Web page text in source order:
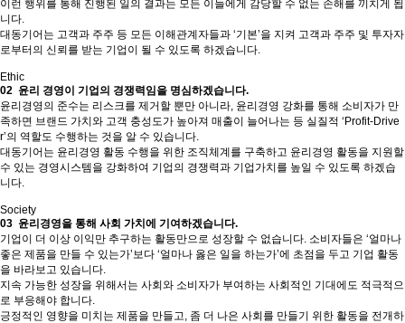
이런 행위를 통해 진행된 일의 결과는 모든 이들에게 감당할 수 없는 손해를 끼치게 됩
니다.
대동기어는 고객과 주주 등 모든 이해관계자들과 ‘기본’을 지켜 고객과 주주 및 투자자
로부터의 신뢰를 받는 기업이 될 수 있도록 하겠습니다.
Ethic
02 윤리 경영이 기업의 경쟁력임을 명심하겠습니다.
윤리경영의 준수는 리스크를 제거할 뿐만 아니라, 윤리경영 강화를 통해 소비자가 만
족하면 브랜드 가치와 고객 충성도가 높아져 매출이 늘어나는 등 실질적 ‘Profit-Drive
r’의 역할도 수행하는 것을 알 수 있습니다.
대동기어는 윤리경영 활동 수행을 위한 조직체계를 구축하고 윤리경영 활동을 지원할
수 있는 경영시스템을 강화하여 기업의 경쟁력과 기업가치를 높일 수 있도록 하겠습
니다.
Society
03 윤리경영을 통해 사회 가치에 기여하겠습니다.
기업이 더 이상 이익만 추구하는 활동만으로 성장할 수 없습니다. 소비자들은 ‘얼마나
좋은 제품을 만들 수 있는가’보다 ‘얼마나 옳은 일을 하는가’에 초점을 두고 기업 활동
을 바라보고 있습니다.
지속 가능한 성장을 위해서는 사회와 소비자가 부여하는 사회적인 기대에도 적극적으
로 부응해야 합니다.
긍정적인 영향을 미치는 제품을 만들고, 좀 더 나은 사회를 만들기 위한 활동을 전개하